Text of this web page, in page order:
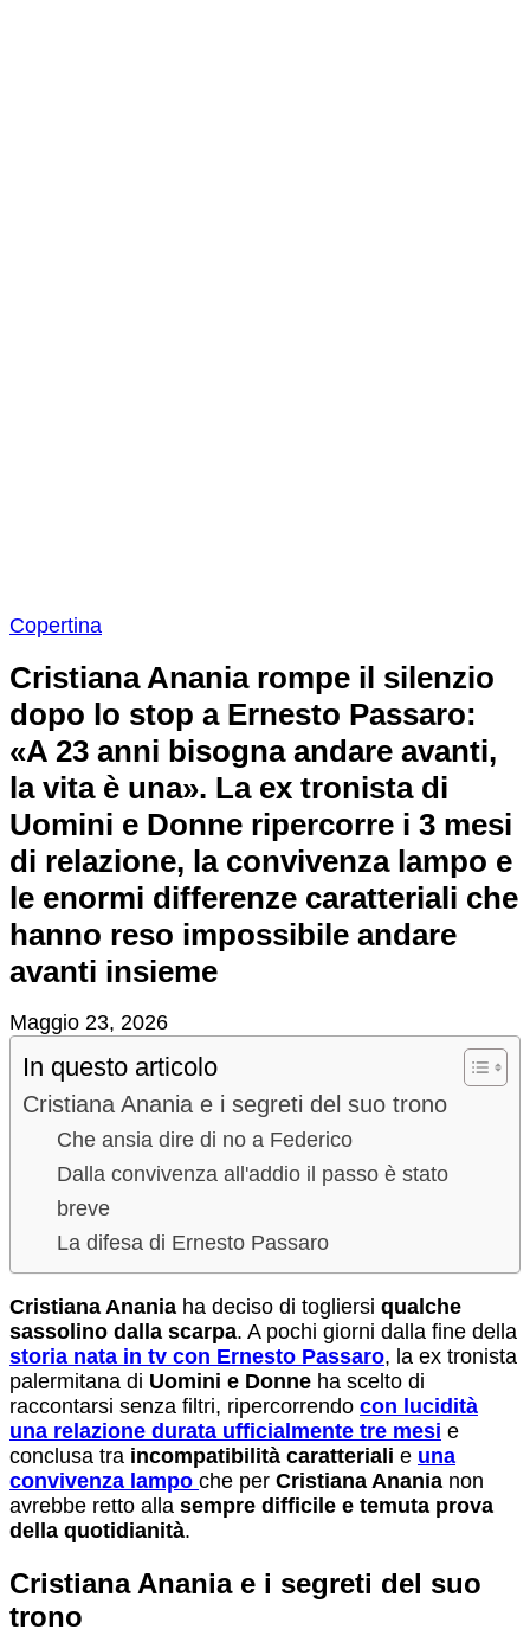
Copertina
Cristiana Anania rompe il silenzio
dopo lo stop a Ernesto Passaro:
«A 23 anni bisogna andare avanti,
la vita è una». La ex tronista di
Uomini e Donne ripercorre i 3 mesi
di relazione, la convivenza lampo e
le enormi differenze caratteriali che
hanno reso impossibile andare
avanti insieme
Maggio 23, 2026
In questo articolo
Cristiana Anania e i segreti del suo trono
Che ansia dire di no a Federico
Dalla convivenza all'addio il passo è stato
breve
La difesa di Ernesto Passaro
Cristiana Anania ha deciso di togliersi qualche
sassolino dalla scarpa. A pochi giorni dalla fine della
storia nata in tv con Ernesto Passaro, la ex tronista
palermitana di Uomini e Donne ha scelto di
raccontarsi senza filtri, ripercorrendo con lucidità
una relazione durata ufficialmente tre mesi e
conclusa tra incompatibilità caratteriali e una
convivenza lampo che per Cristiana Anania non
avrebbe retto alla sempre difficile e temuta prova
della quotidianità.
Cristiana Anania e i segreti del suo
trono